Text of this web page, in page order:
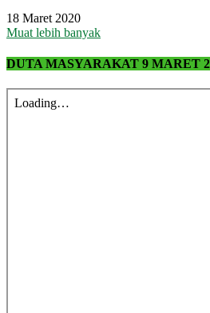
18 Maret 2020
Muat lebih banyak
DUTA MASYARAKAT 9 MARET